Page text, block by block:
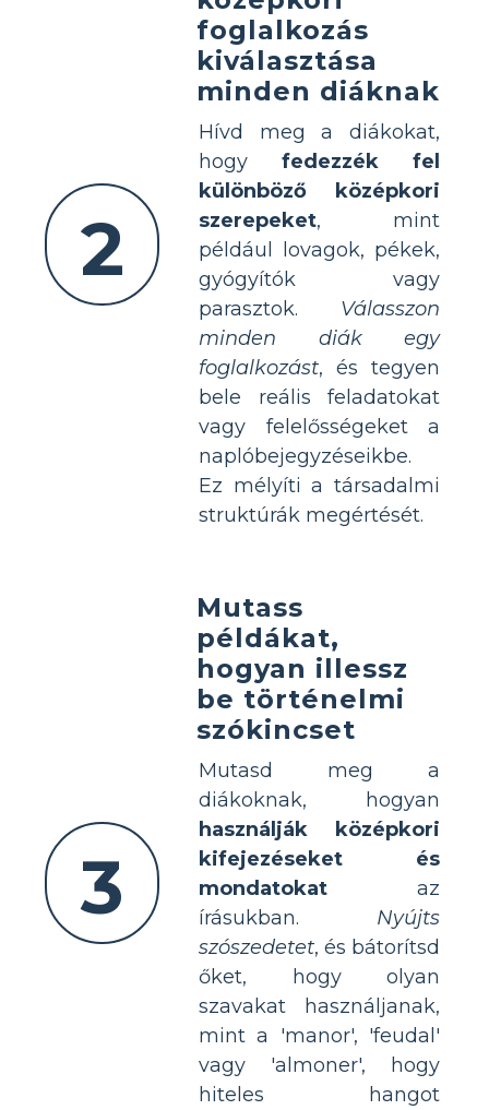
2
foglalkozás
kiválasztása
minden diáknak
Hívd meg a diákokat,
hogy fedezzék fel
különböző középkori
szerepeket, mint
például lovagok, pékek,
gyógyítók vagy
parasztok. Válasszon
minden diák egy
foglalkozást, és tegyen
bele reális feladatokat
vagy felelősségeket a
naplóbejegyzéseikbe.
Ez mélyíti a társadalmi
struktúrák megértését.
3
Mutass
példákat,
hogyan illessz
be történelmi
szókincset
Mutasd meg a
diákoknak, hogyan
használják középkori
kifejezéseket és
mondatokat az
írásukban. Nyújts
szószedetet, és bátorítsd
őket, hogy olyan
szavakat használjanak,
mint a 'manor', 'feudal'
vagy 'almoner', hogy
hiteles hangot